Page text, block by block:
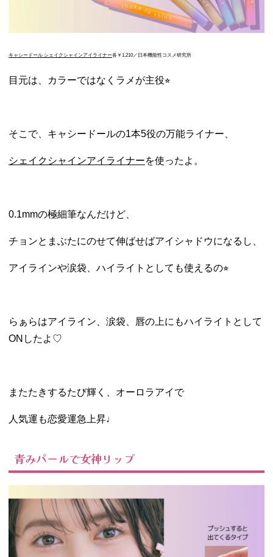
キャシードール シェイクシャインアイライナー各￥1,210／日本機能性コスメ研究所
目元は、カラーではなくラメが主役⭐︎
そこで、キャシードールの1本5役の万能ライナー、
シェイクシャインアイライナーを使ったよ。
0.1mmの極細筆なんだけど、
チョンとまぶたにのせて伸ばせばアイシャドウになるし、
アイラインや涙袋、ハイライトとしても使えるの⭐︎
らぁらはアイライン、涙袋、唇の上にもハイライトとして
ONしたよ♡
またたきするたび輝く、オーロラアイで
人気運も恋愛運急上昇♩
青みパールで女神リップ